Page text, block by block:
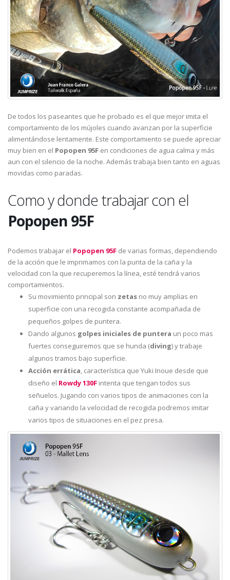
De todos los paseantes que he probado es el que mejor imita el
comportamiento de los mújoles cuando avanzan por la superficie
alimentándose lentamente. Este comportamiento se puede apreciar
muy bien en el Popopen 95F en condiciones de agua calma y más
aun con el silencio de la noche. Además trabaja bien tanto en aguas
movidas como paradas.
Como y donde trabajar con el
Popopen 95F
Podemos trabajar el Popopen 95F de varias formas, dependiendo
de la acción que le imprimamos con la punta de la caña y la
velocidad con la que recuperemos la línea, esté tendrá varios
comportamientos.
Su movimiento principal son zetas no muy amplias en
superficie con una recogida constante acompañada de
pequeños golpes de puntera.
Dando algunos golpes iniciales de puntera un poco mas
fuertes conseguiremos que se hunda (diving) y trabaje
algunos tramos bajo superficie.
Acción errática, característica que Yuki Inoue desde que
diseño el Rowdy 130F intenta que tengan todos sus
señuelos. Jugando con varios tipos de animaciones con la
caña y variando la velocidad de recogida podremos imitar
varios tipos de situaciones en el pez presa.